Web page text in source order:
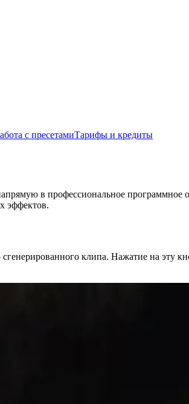
с пресетамиТарифы и кредиты
в профессиональное программное
эффектов.
клипа. Нажатие на эту